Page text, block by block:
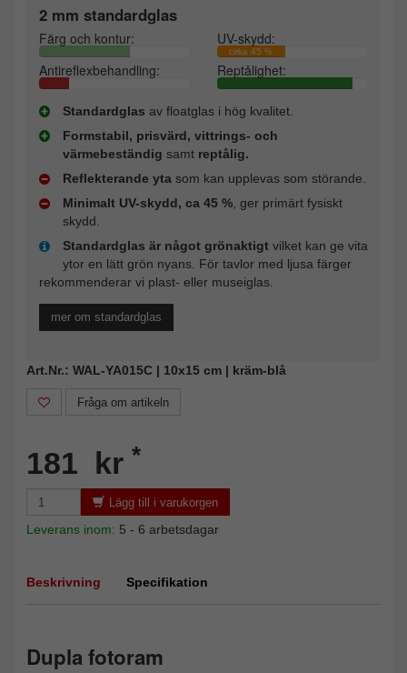
2 mm standardglas
Färg och kontur: UV-skydd:
cirka 45 %
Antireflexbehandling: Reptålighet:
Standardglas av floatglas i hög kvalitet.
Formstabil, prisvärd, vittrings- och
värmebeständig samt reptålig.
Reflekterande yta som kan upplevas som störande.
Minimalt UV-skydd, ca 45 %, ger primärt fysiskt
skydd.
Standardglas är något grönaktigt vilket kan ge vita
ytor en lätt grön nyans. För tavlor med ljusa färger
rekommenderar vi plast- eller museiglas.
mer om standardglas
Art.Nr.: WAL-YA015C | 10x15 cm | kräm-blå
Fråga om artikeln
181 kr *
Lägg till i varukorgen
Leverans inom: 5 - 6 arbetsdagar
Beskrivning Specifikation
Dupla fotoram